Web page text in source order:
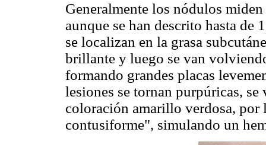
Generalmente los nódulos
aunque se han descrito hasta de
se localizan en la grasa
brillante y luego se van
formando grandes placas
lesiones se tornan purpúricas,
coloración amarillo verdosa,
contusiforme", simulando un